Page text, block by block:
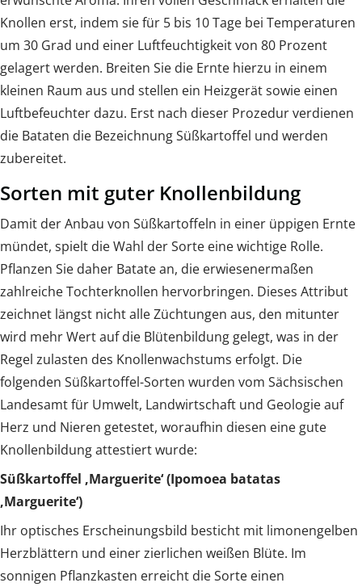
Knollen erst, indem sie für 5 bis 10 Tage bei Temperaturen
um 30 Grad und einer Luftfeuchtigkeit von 80 Prozent
gelagert werden. Breiten Sie die Ernte hierzu in einem
kleinen Raum aus und stellen ein Heizgerät sowie einen
Luftbefeuchter dazu. Erst nach dieser Prozedur verdienen
die Bataten die Bezeichnung Süßkartoffel und werden
zubereitet.
Sorten mit guter Knollenbildung
Damit der Anbau von Süßkartoffeln in einer üppigen Ernte
mündet, spielt die Wahl der Sorte eine wichtige Rolle.
Pflanzen Sie daher Batate an, die erwiesenermaßen
zahlreiche Tochterknollen hervorbringen. Dieses Attribut
zeichnet längst nicht alle Züchtungen aus, den mitunter
wird mehr Wert auf die Blütenbildung gelegt, was in der
Regel zulasten des Knollenwachstums erfolgt. Die
folgenden Süßkartoffel-Sorten wurden vom Sächsischen
Landesamt für Umwelt, Landwirtschaft und Geologie auf
Herz und Nieren getestet, woraufhin diesen eine gute
Knollenbildung attestiert wurde:
Süßkartoffel ‚Marguerite‘ (Ipomoea batatas
‚Marguerite‘)
Ihr optisches Erscheinungsbild besticht mit limonengelben
Herzblättern und einer zierlichen weißen Blüte. Im
sonnigen Pflanzkasten erreicht die Sorte einen